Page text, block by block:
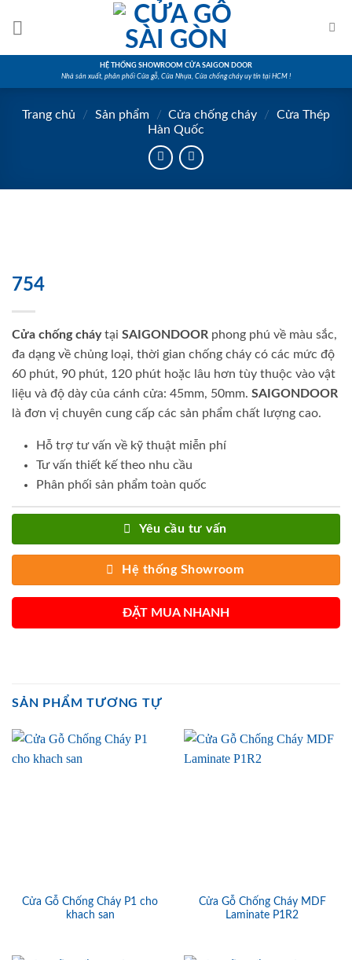
HỆ THỐNG SHOWROOM CỬA SAIGON DOOR
Nhà sản xuất, phân phối Cửa gỗ, Cửa Nhựa, Cửa chống cháy uy tín tại HCM !
Trang chủ / Sản phẩm / Cửa chống cháy /
Cửa Thép
Hàn Quốc
754
Cửa chống cháytại SAIGONDOOR phong phú về màu sắc,
đa dạng về chủng loại, thời gian chống cháy có các mức độ
60 phút, 90 phút, 120 phút hoặc lâu hơn tùy thuộc vào vật
liệu và độ dày của cánh cửa: 45mm, 50mm. SAIGONDOOR
là đơn vị chuyên cung cấp các sản phẩm chất lượng cao.
Hỗ trợ tư vấn về kỹ thuật miễn phí
Tư vấn thiết kế theo nhu cầu
Phân phối sản phẩm toàn quốc
Yêu cầu tư vấn
Hệ thống Showroom
ĐẶT MUA NHANH
SẢN PHẨM TƯƠNG TỰ
Cửa Gỗ Chống Cháy P1 cho
khach san
Cửa Gỗ Chống Cháy MDF
Laminate P1R2